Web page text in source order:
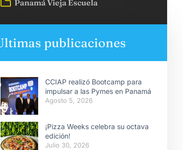
Panamá Vieja Escuela
publicaciones
CCIAP realizó Bootcamp para
impulsar a las Pymes en Panamá
Agosto 5, 2026
¡Pizza Weeks celebra su octava
edición!
Julio 30, 2026